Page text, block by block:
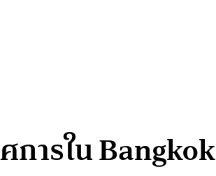
ารใน Bangkok